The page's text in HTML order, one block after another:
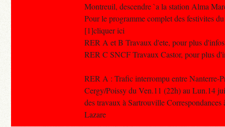
Montreuil, descendre `a la station Alma
Pour le programme complet des festivites
[1]cliquer ici
RER A et B Travaux d'ete, pour plus
RER C SNCF Travaux Castor, pour plus
RER A : Trafic interrompu entre Nanterre-
Cergy/Poissy du Ven.11 (22h) au Lun.14
des travaux à Sartrouville Correspondances
Lazare